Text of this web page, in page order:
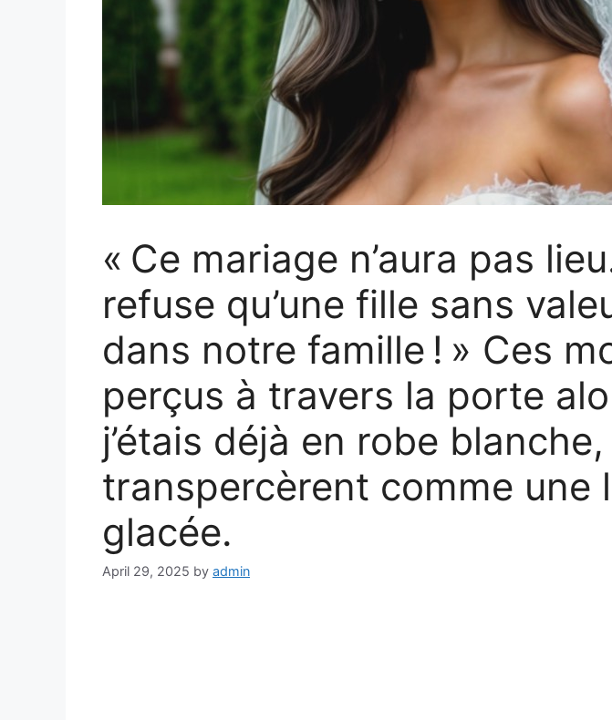
« Ce mariage n’aura pas
refuse qu’une fille sans
dans notre famille ! » Ces
perçus à travers la porte
j’étais déjà en robe
transpercèrent comme une
glacée.
April 29, 2025 by admin